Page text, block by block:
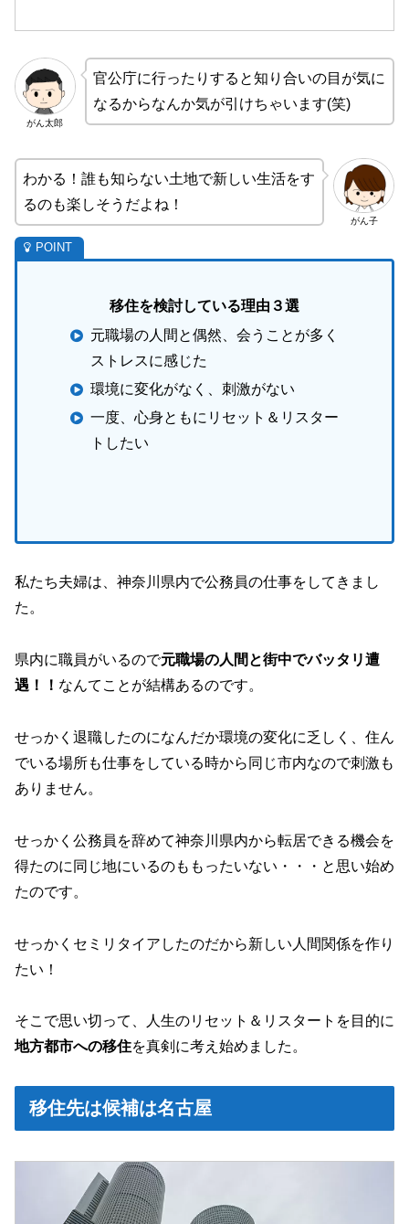
がん太郎
官公庁に行ったりすると知り合いの目が気に
なるからなんか気が引けちゃいます(笑)
がん子
わかる！誰も知らない土地で新しい生活をす
るのも楽しそうだよね！
移住を検討している理由３選
元職場の人間と偶然、会うことが多く
ストレスに感じた
環境に変化がなく、刺激がない
一度、心身ともにリセット＆リスター
トしたい
私たち夫婦は、神奈川県内で公務員の仕事をしてきまし
た。
県内に職員がいるので元職場の人間と街中でバッタリ遭
遇！！ なんてことが結構あるのです。
せっかく退職したのになんだか環境の変化に乏しく、住ん
でいる場所も仕事をしている時から同じ市内なので刺激も
ありません。
せっかく公務員を辞めて神奈川県内から転居できる機会を
得たのに同じ地にいるのももったいない・・・と思い始め
たのです。
せっかくセミリタイアしたのだから新しい人間関係を作り
たい！
そこで思い切って、人生のリセット＆リスタートを目的に
地方都市への移住を真剣に考え始めました。
移住先は候補は名古屋